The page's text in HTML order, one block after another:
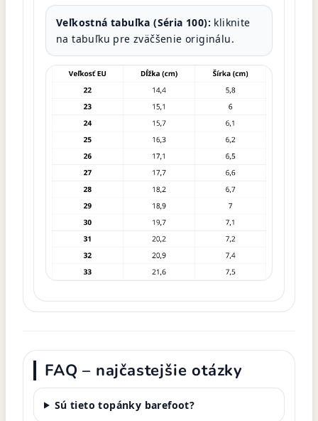
Veľkostná tabuľka (Séria 100): kliknite
na tabuľku pre zväčšenie originálu.
FAQ – najčastejšie otázky
Sú tieto topánky barefoot?